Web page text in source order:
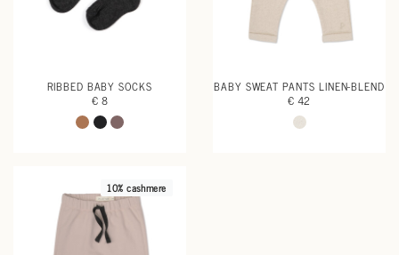
RIBBED BABY SOCKS
€ 8
BABY SWEAT PANTS LINEN-BLEND
€ 42
10% cashmere